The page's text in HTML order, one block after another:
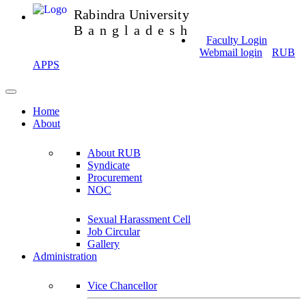
Rabindra University
Bangladesh
Faculty Login
Webmail login
RUB
APPS
Home
About
About RUB
Syndicate
Procurement
NOC
Sexual Harassment Cell
Job Circular
Gallery
Administration
Vice Chancellor